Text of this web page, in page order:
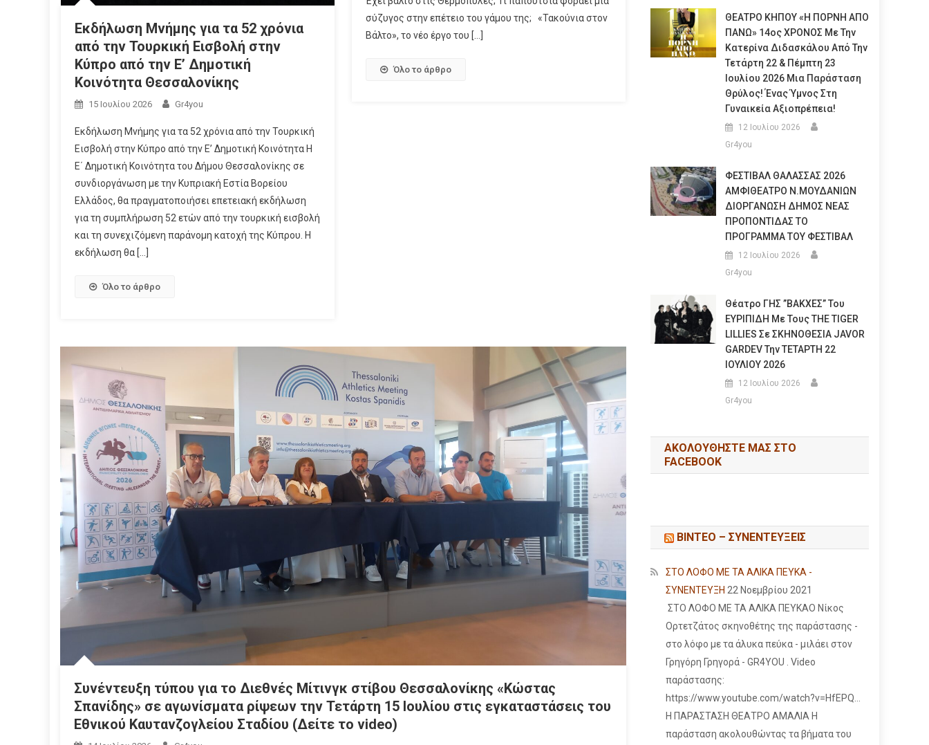
Εκδήλωση Μνήμης για τα 52 χρόνια
από την Τουρκική Εισβολή στην
Κύπρο από την Ε’ Δημοτική
Κοινότητα Θεσσαλονίκης
15 Ιουλίου 2026 Gr4you
Εκδήλωση Μνήμης για τα 52 χρόνια από την Τουρκική
Εισβολή στην Κύπρο από την Ε’ Δημοτική Κοινότητα Η
Ε΄ Δημοτική Κοινότητα του Δήμου Θεσσαλονίκης σε
συνδιοργάνωση με την Κυπριακή Εστία Βορείου
Ελλάδος, θα πραγματοποιήσει επετειακή εκδήλωση
για τη συμπλήρωση 52 ετών από την τουρκική εισβολή
και τη συνεχιζόμενη παράνομη κατοχή της Κύπρου. Η
εκδήλωση θα […]
Όλο το άρθρο
σύζυγος στην επέτειο του γάμου της; «Τακούνια στον
Βάλτο», το νέο έργο του […]
Όλο το άρθρο
Συνέντευξη τύπου για το Διεθνές Μίτινγκ στίβου Θεσσαλονίκης «Κώστας
Σπανίδης» σε αγωνίσματα ρίψεων την Τετάρτη 15 Ιουλίου στις εγκαταστάσεις του
Εθνικού Καυτανζογλείου Σταδίου (Δείτε το video)
ΘΕΑΤΡΟ ΚΗΠΟΥ «Η ΠΟΡΝΗ ΑΠΟ
ΠΑΝΩ» 14ος ΧΡΟΝΟΣ Με Την
Κατερίνα Διδασκάλου Από Την
Τετάρτη 22 & Πέμπτη 23
Ιουλίου 2026 Μια Παράσταση
Θρύλος! Ένας Ύμνος Στη
Γυναικεία Αξιοπρέπεια!
12 Ιουλίου 2026
Gr4you
ΦΕΣΤΙΒΑΛ ΘΑΛΑΣΣΑΣ 2026
ΑΜΦΙΘΕΑΤΡΟ Ν.ΜΟΥΔΑΝΙΩΝ
ΔΙΟΡΓΑΝΩΣΗ ΔΗΜΟΣ ΝΕΑΣ
ΠΡΟΠΟΝΤΙΔΑΣ ΤΟ
ΠΡΟΓΡΑΜΜΑ ΤΟΥ ΦΕΣΤΙΒΑΛ
12 Ιουλίου 2026
Gr4you
Θέατρο ΓΗΣ ”ΒΑΚΧΕΣ” Του
ΕΥΡΙΠΙΔΗ Με Τους THE TIGER
LILLIES Σε ΣΚΗΝΟΘΕΣΙΑ JAVOR
GARDEV Την ΤΕΤΑΡΤΗ 22
ΙΟΥΛΙΟΥ 2026
12 Ιουλίου 2026
Gr4you
ΑΚΟΛΟΥΘΉΣΤΕ ΜΑΣ ΣΤΟ
FACEBOOK
ΒΙΝΤΕΟ – ΣΥΝΕΝΤΕΥΞΕΙΣ
ΣΤΟ ΛΟΦΟ ΜΕ ΤΑ ΑΛΙΚΑ ΠΕΥΚΑ -
ΣΥΝΕΝΤΕΥΞΗ 22 Νοεμβρίου 2021
ΣΤΟ ΛΟΦΟ ΜΕ ΤΑ ΑΛΙΚΑ ΠΕΥΚΑΟ Νίκος
Ορτετζάτος σκηνοθέτης της παράστασης -
στο λόφο με τα άλυκα πεύκα - μιλάει στον
Γρηγόρη Γρηγορά - GR4YOU . Video
παράστασης:
https://www.youtube.com/watch?v=HfEPQ...
Η ΠΑΡΑΣΤΑΣΗ ΘΕΑΤΡΟ ΑΜΑΛΙΑ Η
παράσταση ακολουθώντας τα βήματα του